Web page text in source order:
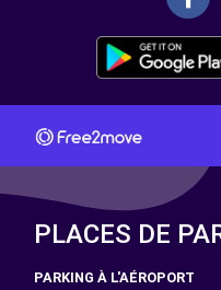
PLACES DE
PARKING À L'AÉROPORT